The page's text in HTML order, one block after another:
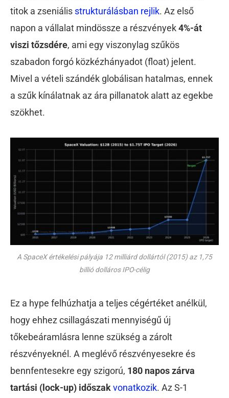
titok a zseniális strukturálásban rejlik. Az első
napon a vállalat mindössze a részvények4%-át
viszi tőzsdére, ami egy viszonylag szűkös
szabadon forgó közkézhányadot (float) jelent.
Mivel a vételi szándék globálisan hatalmas, ennek
a szűk kínálatnak az ára pillanatok alatt az egekbe
szökhet.
A SpaceX értékelési pályája 12 milliárd dollártól (2015) az 1,75
billió dolláros IPO-célig
Ez a hype felhúzhatja a teljes cégértéket anélkül,
hogy ehhez csillagászati mennyiségű új
tőkebeáramlásra lenne szükség a zárolt
részvényeknél. A meglévő részvényesekre és
bennfentesekre egy szigorú, 180 napos zárva
tartási (lock-up) időszakvonatkozik. Az S-1